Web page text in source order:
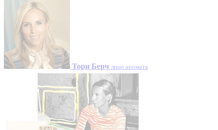
Тори Берч лицо аромата